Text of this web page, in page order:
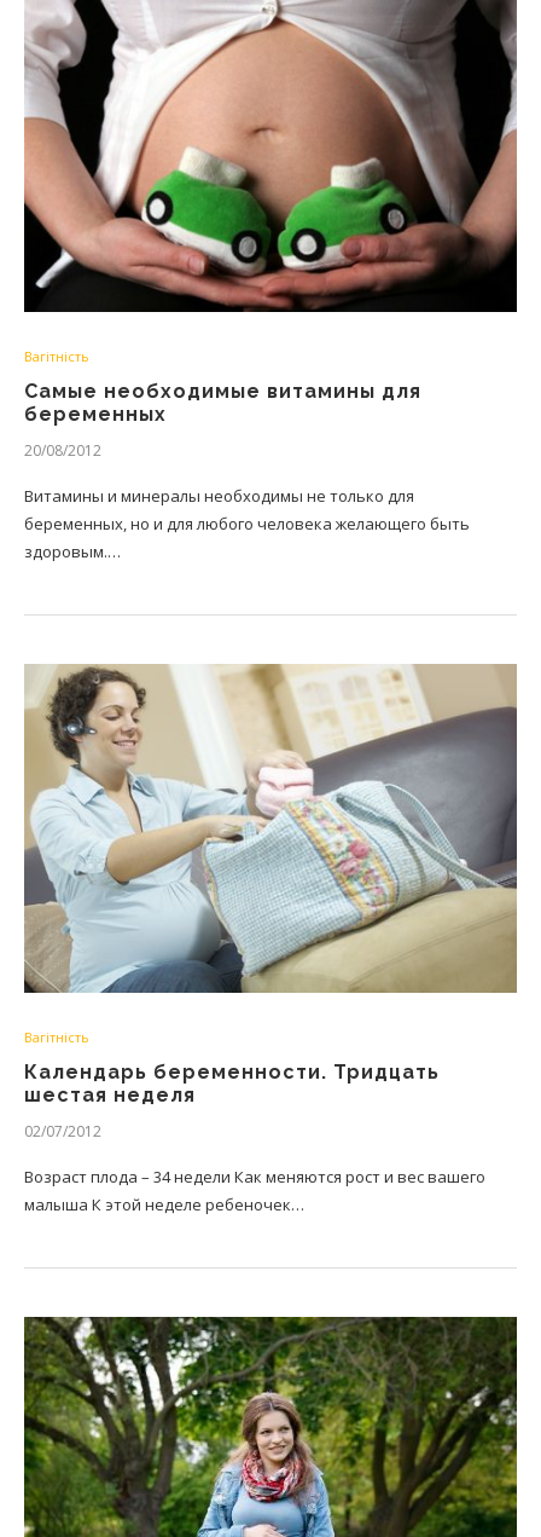
Вагітність
Самые необходимые витамины для
беременных
20/08/2012
Витамины и минералы необходимы не только для
беременных, но и для любого человека желающего быть
здоровым.…
Вагітність
Календарь беременности. Тридцать
шестая неделя
02/07/2012
Возраст плода – 34 недели Как меняются рост и вес вашего
малыша К этой неделе ребеночек…